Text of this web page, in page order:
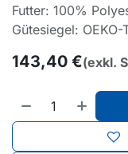
Futter: 100%
Gütesiegel:
143,40 €(exkl.